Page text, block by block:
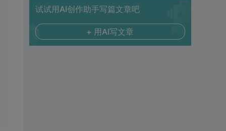
试试用AI创作助手写篇文章吧
+ 用AI写文章